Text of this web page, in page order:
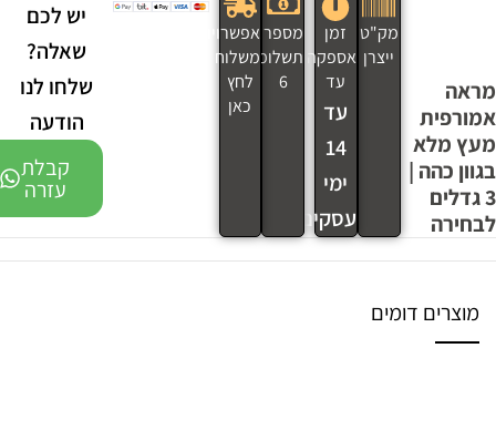
מראה
אמורפית
מעץ מלא
בגוון כהה |
3 גדלים
לבחירה
מק"ט
ייצרן
זמן
אספקה
עד
עד
14
ימי
עסקים
מספר
תשלומים
6
אפשרויות
משלוח
לחץ
כאן
יש לכם
שאלה?
שלחו לנו
הודעה
קבלת
עזרה
מוצרים דומים